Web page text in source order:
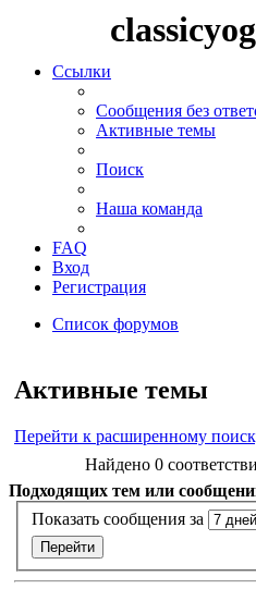
Ссылки
Сообщения без
Активные темы
Поиск
Наша команда
FAQ
Вход
Регистрация
Список форумов
Активные темы
Перейти к расширенному
Найдено 0
Подходящих тем или
Показать сообщения за